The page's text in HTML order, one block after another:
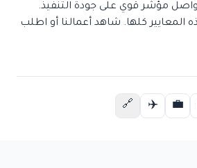
مؤشر قوي على جودة التنفيذ.
كلها. شاهد أعمالنا أو اطلب
💼
✈️
🔗